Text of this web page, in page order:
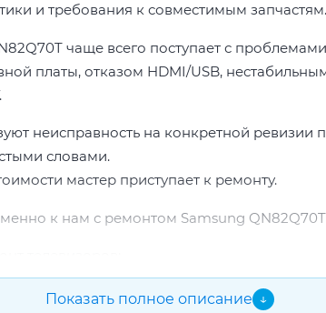
и требования к совместимым запчастям.
чаще всего поступает с
платы, отказом HDMI/USB,
неисправность на конкретной ревизии
словами.
мастер приступает к ремонту.
к нам с ремонтом Samsung
до начала работ;
Показать полное описание ↓